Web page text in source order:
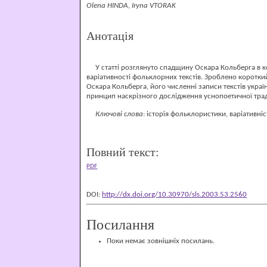
Olena HINDA, Iryna VTORAK
Анотація
У статті розглянуто спадщину Оскара Кольберга в
варіативності фольклорних текстів. Зроблено
Оскара Кольберга, його численні записи текстів
принцип наскрізного дослідження уснопоетичної
Ключові слова: історія фольклористики,
Повний текст:
PDF
DOI: http://dx.doi.org/10.30970/sls.2003.53.2560
Посилання
Поки немає зовнішніх посилань.